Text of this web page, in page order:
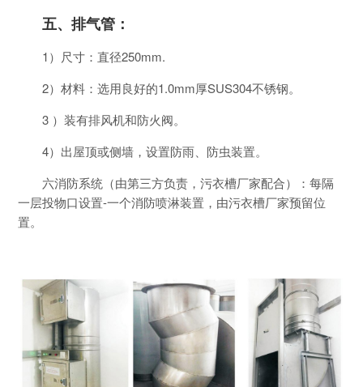
五、排气管：
1）尺寸：直径250mm.
2）材料：选用良好的1.0mm厚SUS304不锈钢。
3 ）装有排风机和防火阀。
4）出屋顶或侧墙，设置防雨、防虫装置。
六消防系统（由第三方负责，污衣槽厂家配合）：每隔
一层投物口设置-一个消防喷淋装置，由污衣槽厂家预留位
置。